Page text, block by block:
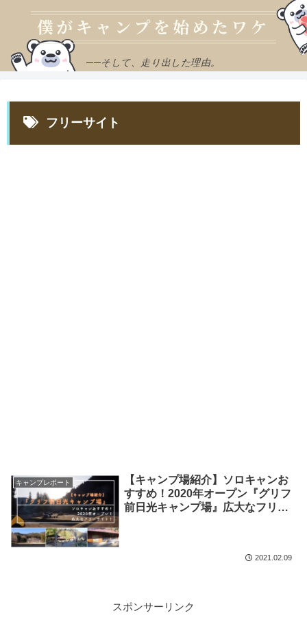
──そして、走り出した理由。
フリーサイト
キャンプレポート
【キャンプ場紹介】ソロキャンお
すすめ！2020年オープン『グリフ
前日光キャンプ場』広大なフリー
2021.02.09
スポンサーリンク